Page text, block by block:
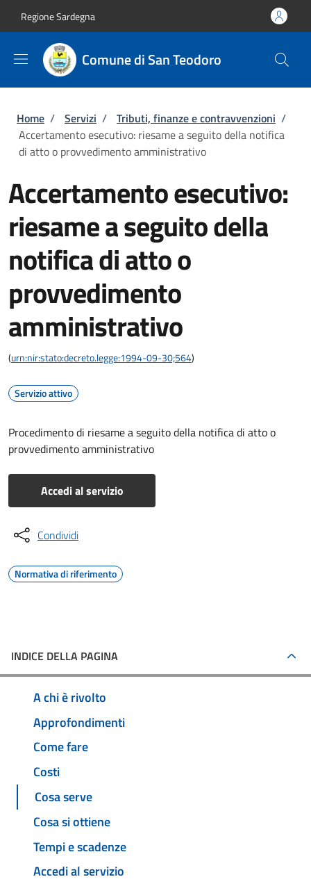
Regione Sardegna
Comune di San Teodoro
Briciole di pane
Home / Servizi / Tributi, finanze e contravvenzioni /
Accertamento esecutivo: riesame a seguito della notifica
di atto o provvedimento amministrativo
Accertamento esecutivo:
riesame a seguito della
notifica di atto o
provvedimento
amministrativo
(urn:nir:stato:decreto.legge:1994-09-30;564)
Servizio attivo
Procedimento di riesame a seguito della notifica di atto o
provvedimento amministrativo
Accedi al servizio
Condividi
Normativa di riferimento
INDICE DELLA PAGINA
A chi è rivolto
Approfondimenti
Come fare
Costi
Cosa serve
Cosa si ottiene
Tempi e scadenze
Accedi al servizio